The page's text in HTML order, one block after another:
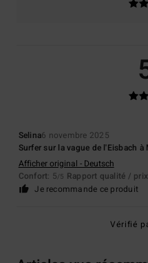
Selina6 novembre 2025
Surfer sur la vague de l'Eisbach à
Afficher original - Deutsch
Confort: 5/5 Rapport qualité / prix
Je recommande ce produit
Vérifié